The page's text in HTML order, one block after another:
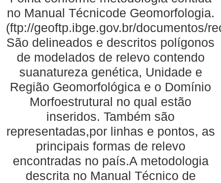
no Manual Técnicode Geomorfologia.
(ftp://geoftp.ibge.gov.br/documentos/
São delineados e descritos polígonos
de modelados de relevo contendo
suanatureza genética, Unidade e
Região Geomorfológica e o Domínio
Morfoestrutural no qual estão
inseridos. Também são
representadas,por linhas e pontos, as
principais formas de relevo
encontradas no país.A metodologia
descrita no Manual Técnico de